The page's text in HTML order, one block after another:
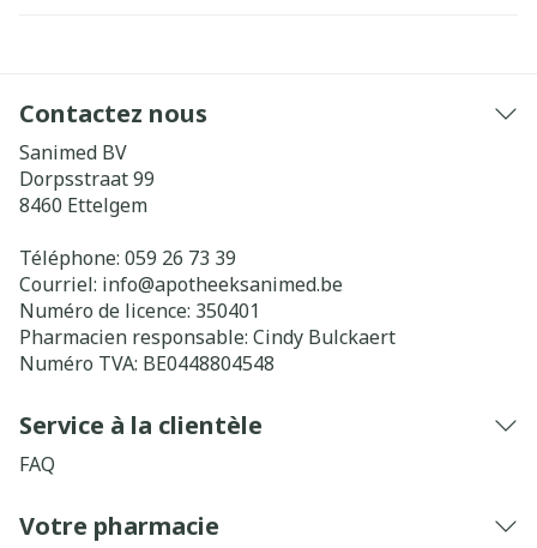
Contactez nous
Sanimed BV
Dorpsstraat 99
8460 Ettelgem
Téléphone: 059 26 73 39
Courriel: info@apotheeksanimed.be
Numéro de licence: 350401
Pharmacien responsable: Cindy Bulckaert
Numéro TVA: BE0448804548
Service à la clientèle
FAQ
Votre pharmacie